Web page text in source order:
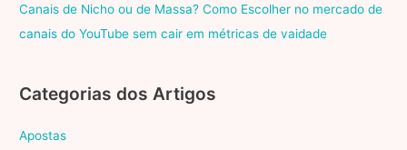
Canais de Nicho ou de Massa? Como Escolher no mercado de
canais do YouTube sem cair em métricas de vaidade
Categorias dos Artigos
Apostas